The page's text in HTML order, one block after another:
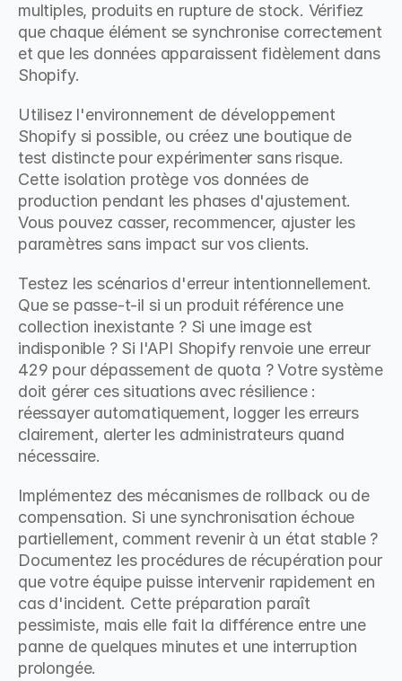
multiples, produits en rupture de stock. Vérifiez
que chaque élément se synchronise correctement
et que les données apparaissent fidèlement dans
Shopify.
Utilisez l'environnement de développement
Shopify si possible, ou créez une boutique de
test distincte pour expérimenter sans risque.
Cette isolation protège vos données de
production pendant les phases d'ajustement.
Vous pouvez casser, recommencer, ajuster les
paramètres sans impact sur vos clients.
Testez les scénarios d'erreur intentionnellement.
Que se passe-t-il si un produit référence une
collection inexistante ? Si une image est
indisponible ? Si l'API Shopify renvoie une erreur
429 pour dépassement de quota ? Votre système
doit gérer ces situations avec résilience :
réessayer automatiquement, logger les erreurs
clairement, alerter les administrateurs quand
nécessaire.
Implémentez des mécanismes de rollback ou de
compensation. Si une synchronisation échoue
partiellement, comment revenir à un état stable ?
Documentez les procédures de récupération pour
que votre équipe puisse intervenir rapidement en
cas d'incident. Cette préparation paraît
pessimiste, mais elle fait la différence entre une
panne de quelques minutes et une interruption
prolongée.